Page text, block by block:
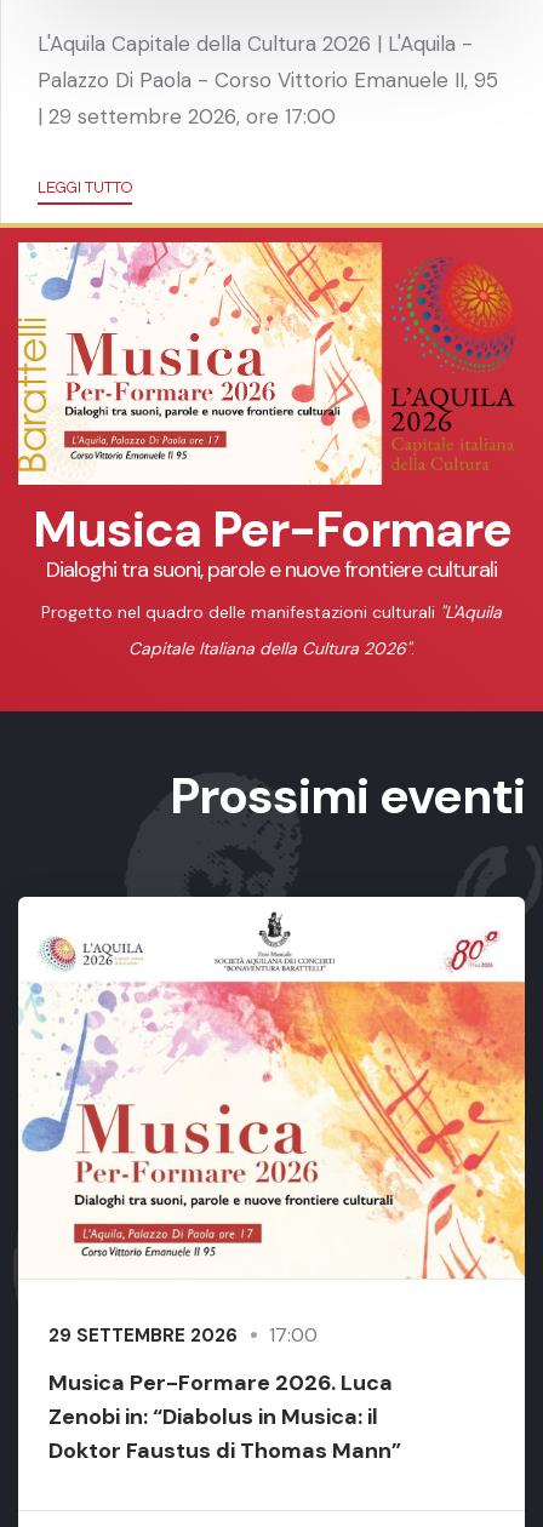
L'Aquila Capitale della Cultura 2026 | L'Aquila -
Palazzo Di Paola - Corso Vittorio Emanuele II, 95
| 29 settembre 2026, ore 17:00
LEGGI TUTTO
Musica Per-Formare
Dialoghi tra suoni, parole e nuove frontiere culturali
Progetto nel quadro delle manifestazioni culturali "L'Aquila
Capitale Italiana della Cultura 2026".
Prossimi eventi
29 SETTEMBRE 2026 17:00
Musica Per-Formare 2026. Luca
Zenobi in: “Diabolus in Musica: il
Doktor Faustus di Thomas Mann”